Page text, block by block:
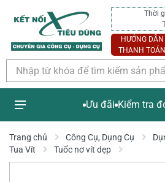
Thời
HƯỚNG DẪN
THANH TOÁN
Ưu đãi Kiểm tra
Trang chủ Công Cụ, Dụng Cụ
Tua Vít
Tuốc nơ vít dẹp